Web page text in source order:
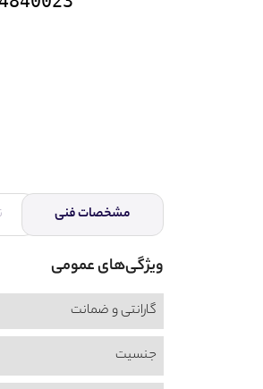
مشخصات فنی
ویژگی‌های عمومی
گارانتی و ضمانت
جنسیت